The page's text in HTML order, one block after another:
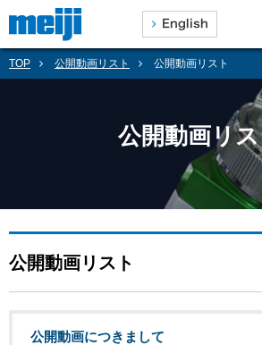
TOP 公開動画リスト 公開動画リスト
公開動画リ
公開動画リスト
公開動画につきまして